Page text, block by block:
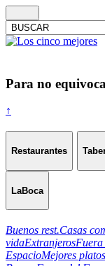
Para no
↑
Restaurantes
LaBoca
Buenos rest.Casas
vidaExtranjeros
EspacioMejores platos